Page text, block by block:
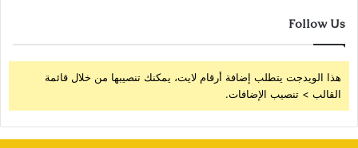
Follow Us
هذا الويدجت يتطلب إضافة أرقام لايت، يمكنك تنصيبها من خلال قائمة
القالب > تنصيب الإضافات.